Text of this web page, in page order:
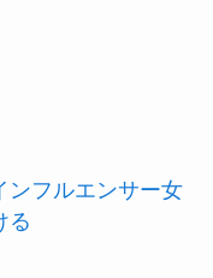
ンフルエンサー女
る